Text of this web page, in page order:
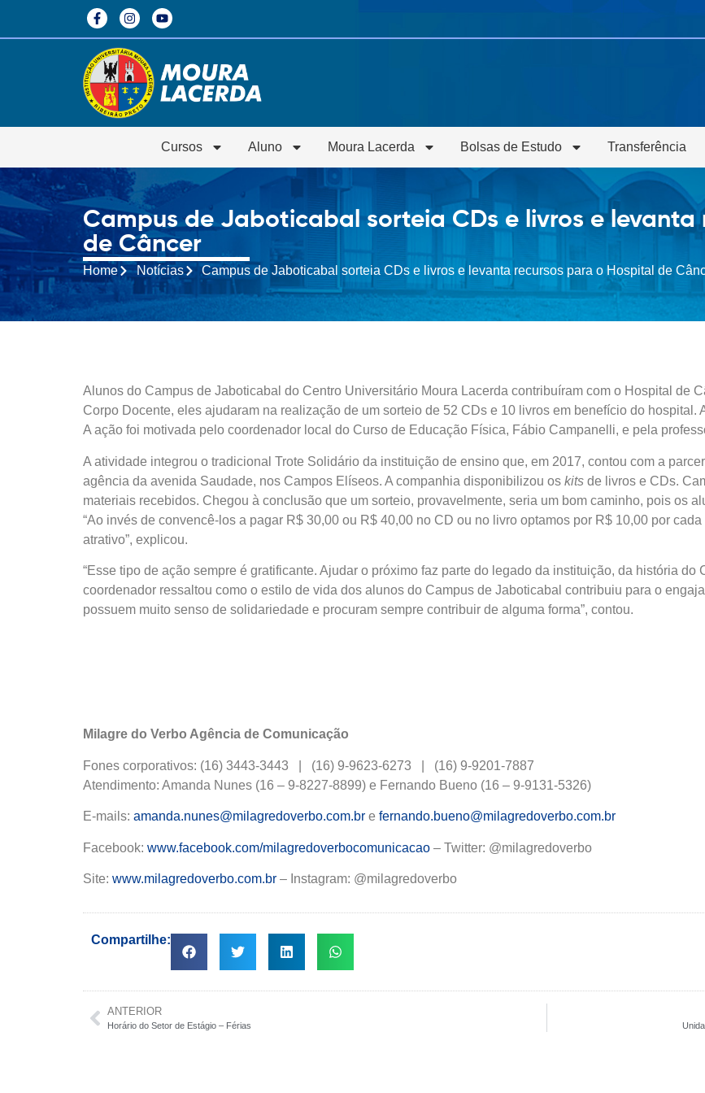
Cursos Aluno Moura Lacerda Bolsas de Estudo Transferência
Campus de Jaboticabal sorteia CDs e livros e levanta
de Câncer
Home Notícias Campus de Jaboticabal sorteia CDs e livros e levanta recursos para o Hospital de
Alunos do Campus de Jaboticabal do Centro Universitário Moura Lacerda contribuíram com o Hospital de
Corpo Docente, eles ajudaram na realização de um sorteio de 52 CDs e 10 livros em benefício do
A ação foi motivada pelo coordenador local do Curso de Educação Física, Fábio Campanelli, e pela
A atividade integrou o tradicional Trote Solidário da instituição de ensino que, em 2017, contou com a
agência da avenida Saudade, nos Campos Elíseos. A companhia disponibilizou os kits de livros e CDs.
materiais recebidos. Chegou à conclusão que um sorteio, provavelmente, seria um bom caminho, pois os
“Ao invés de convencê-los a pagar R$ 30,00 ou R$ 40,00 no CD ou no livro optamos por R$ 10,00 por
atrativo”, explicou.
“Esse tipo de ação sempre é gratificante. Ajudar o próximo faz parte do legado da instituição, da história
coordenador ressaltou como o estilo de vida dos alunos do Campus de Jaboticabal contribuiu para o
possuem muito senso de solidariedade e procuram sempre contribuir de alguma forma”, contou.
Milagre do Verbo Agência de Comunicação
Fones corporativos: (16) 3443-3443 | (16) 9-9623-6273 | (16) 9-9201-7887
Atendimento: Amanda Nunes (16 – 9-8227-8899) e Fernando Bueno (16 – 9-9131-5326)
E-mails: amanda.nunes@milagredoverbo.com.br e fernando.bueno@milagredoverbo.com.br
Facebook: www.facebook.com/milagredoverbocomunicacao – Twitter: @milagredoverbo
Site: www.milagredoverbo.com.br – Instagram: @milagredoverbo
Compartilhe:
ANTERIOR
Horário do Setor de Estágio – Férias